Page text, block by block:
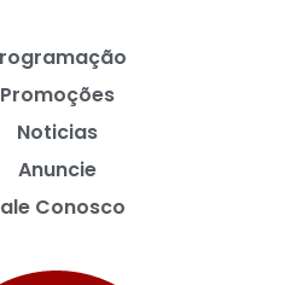
Promoções
Noticias
Anuncie
Conosco